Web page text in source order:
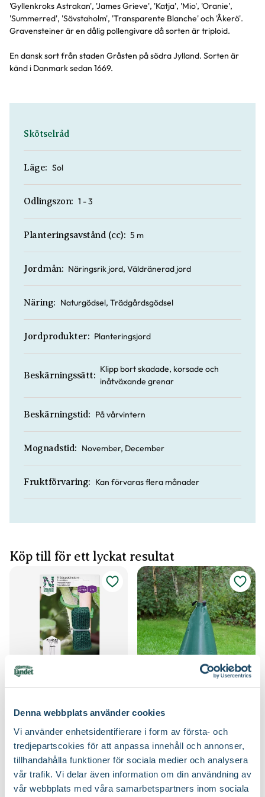
Denna webbplats använder cookies
Vi använder enhetsidentifierare i form av första- och
tredjepartscokies för att anpassa innehåll och annonser,
tillhandahålla funktioner för sociala medier och analysera
vår trafik. Vi delar även information om din användning av
vår webbplats med våra samarbetspartners inom sociala
'Gyllenkroks Astrakan', 'James Grieve', 'Katja', 'Mio', 'Oranie',
'Summerred', 'Sävstaholm', 'Transparente Blanche' och 'Åkerö'.
Gravensteiner är en dålig pollengivare då sorten är triploid.
En dansk sort från staden Gråsten på södra Jylland. Sorten är
känd i Danmark sedan 1669.
Skötselråd
Läge: Sol
Odlingszon: 1 - 3
Planteringsavstånd (cc): 5 m
Jordmån: Näringsrik jord, Väldränerad jord
Näring: Naturgödsel, Trädgårdsgödsel
Jordprodukter: Planteringsjord
Beskärningssätt:
Klipp bort skadade, korsade och
inåtväxande grenar
Beskärningstid: På vårvintern
Mognadstid: November, December
Fruktförvaring: Kan förvaras flera månader
Köp till för ett lyckat resultat
Träduppbindare väv
4990
Välj butik
Online
Slut i lager
Till Produkten
till Träduppbindare väv produktsida
Bevattningssäck
249:-
Välj butik
Online
Slut i lager
Till Produkten
till